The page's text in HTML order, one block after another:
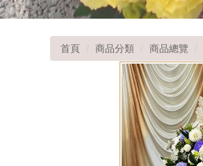
首頁 商品分類 商品總覽